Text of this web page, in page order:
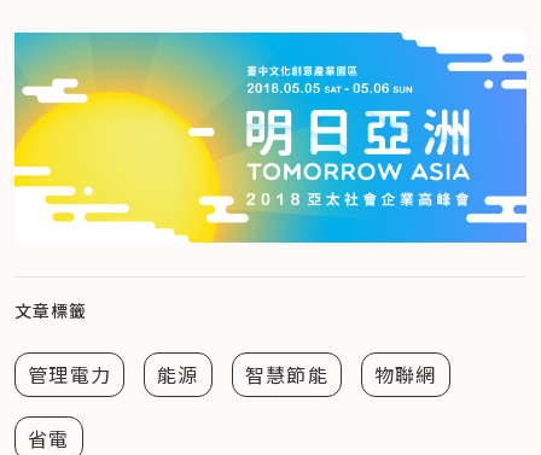
文章標籤
管理電力 能源 智慧節能 物聯網
省電